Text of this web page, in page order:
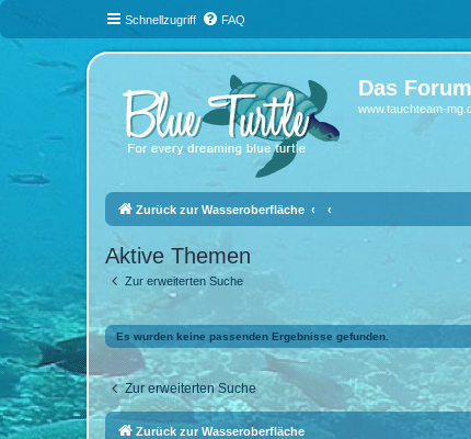
Schnellzugriff FAQ
Das
www.tauchteam-
Zurück zur Wasseroberfläche
Aktive Themen
Zur erweiterten Suche
Es wurden keine passenden Ergebnisse gefunden.
Zur erweiterten Suche
Zurück zur Wasseroberfläche